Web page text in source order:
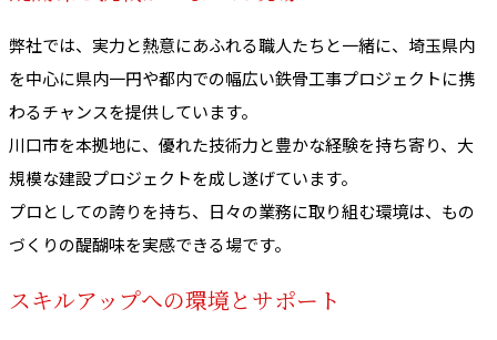
弊社では、実力と熱意にあふれる職人たちと一緒に、埼玉県内
を中心に県内一円や都内での幅広い鉄骨工事プロジェクトに携
わるチャンスを提供しています。
川口市を本拠地に、優れた技術力と豊かな経験を持ち寄り、大
規模な建設プロジェクトを成し遂げています。
プロとしての誇りを持ち、日々の業務に取り組む環境は、もの
づくりの醍醐味を実感できる場です。
スキルアップへの環境とサポート